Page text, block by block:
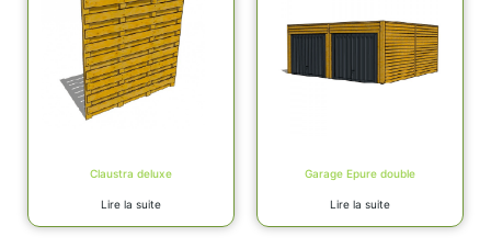
Claustra deluxe
Lire la suite
Garage Epure double
Lire la suite